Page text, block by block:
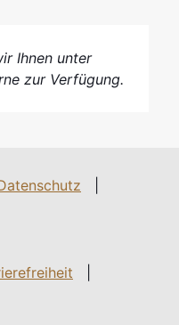
Ihnen unter
zur Verfügung.